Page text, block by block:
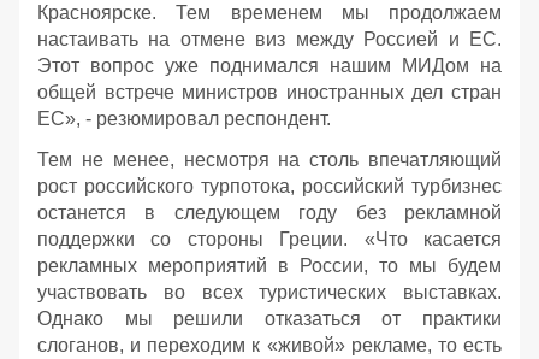
Красноярске. Тем временем мы продолжаем
настаивать на отмене виз между Россией и ЕС.
Этот вопрос уже поднимался нашим МИДом на
общей встрече министров иностранных дел стран
ЕС», - резюмировал респондент.
Тем не менее, несмотря на столь впечатляющий
рост российского турпотока, российский турбизнес
останется в следующем году без рекламной
поддержки со стороны Греции. «Что касается
рекламных мероприятий в России, то мы будем
участвовать во всех туристических выставках.
Однако мы решили отказаться от практики
слоганов, и переходим к «живой» рекламе, то есть